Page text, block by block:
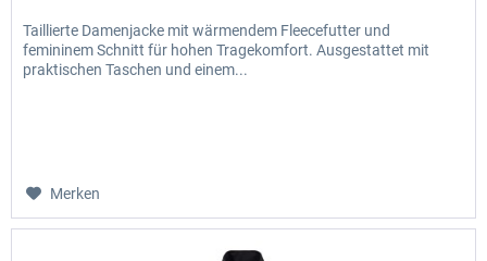
Taillierte Damenjacke mit wärmendem Fleecefutter und
femininem Schnitt für hohen Tragekomfort. Ausgestattet mit
praktischen Taschen und einem...
Merken